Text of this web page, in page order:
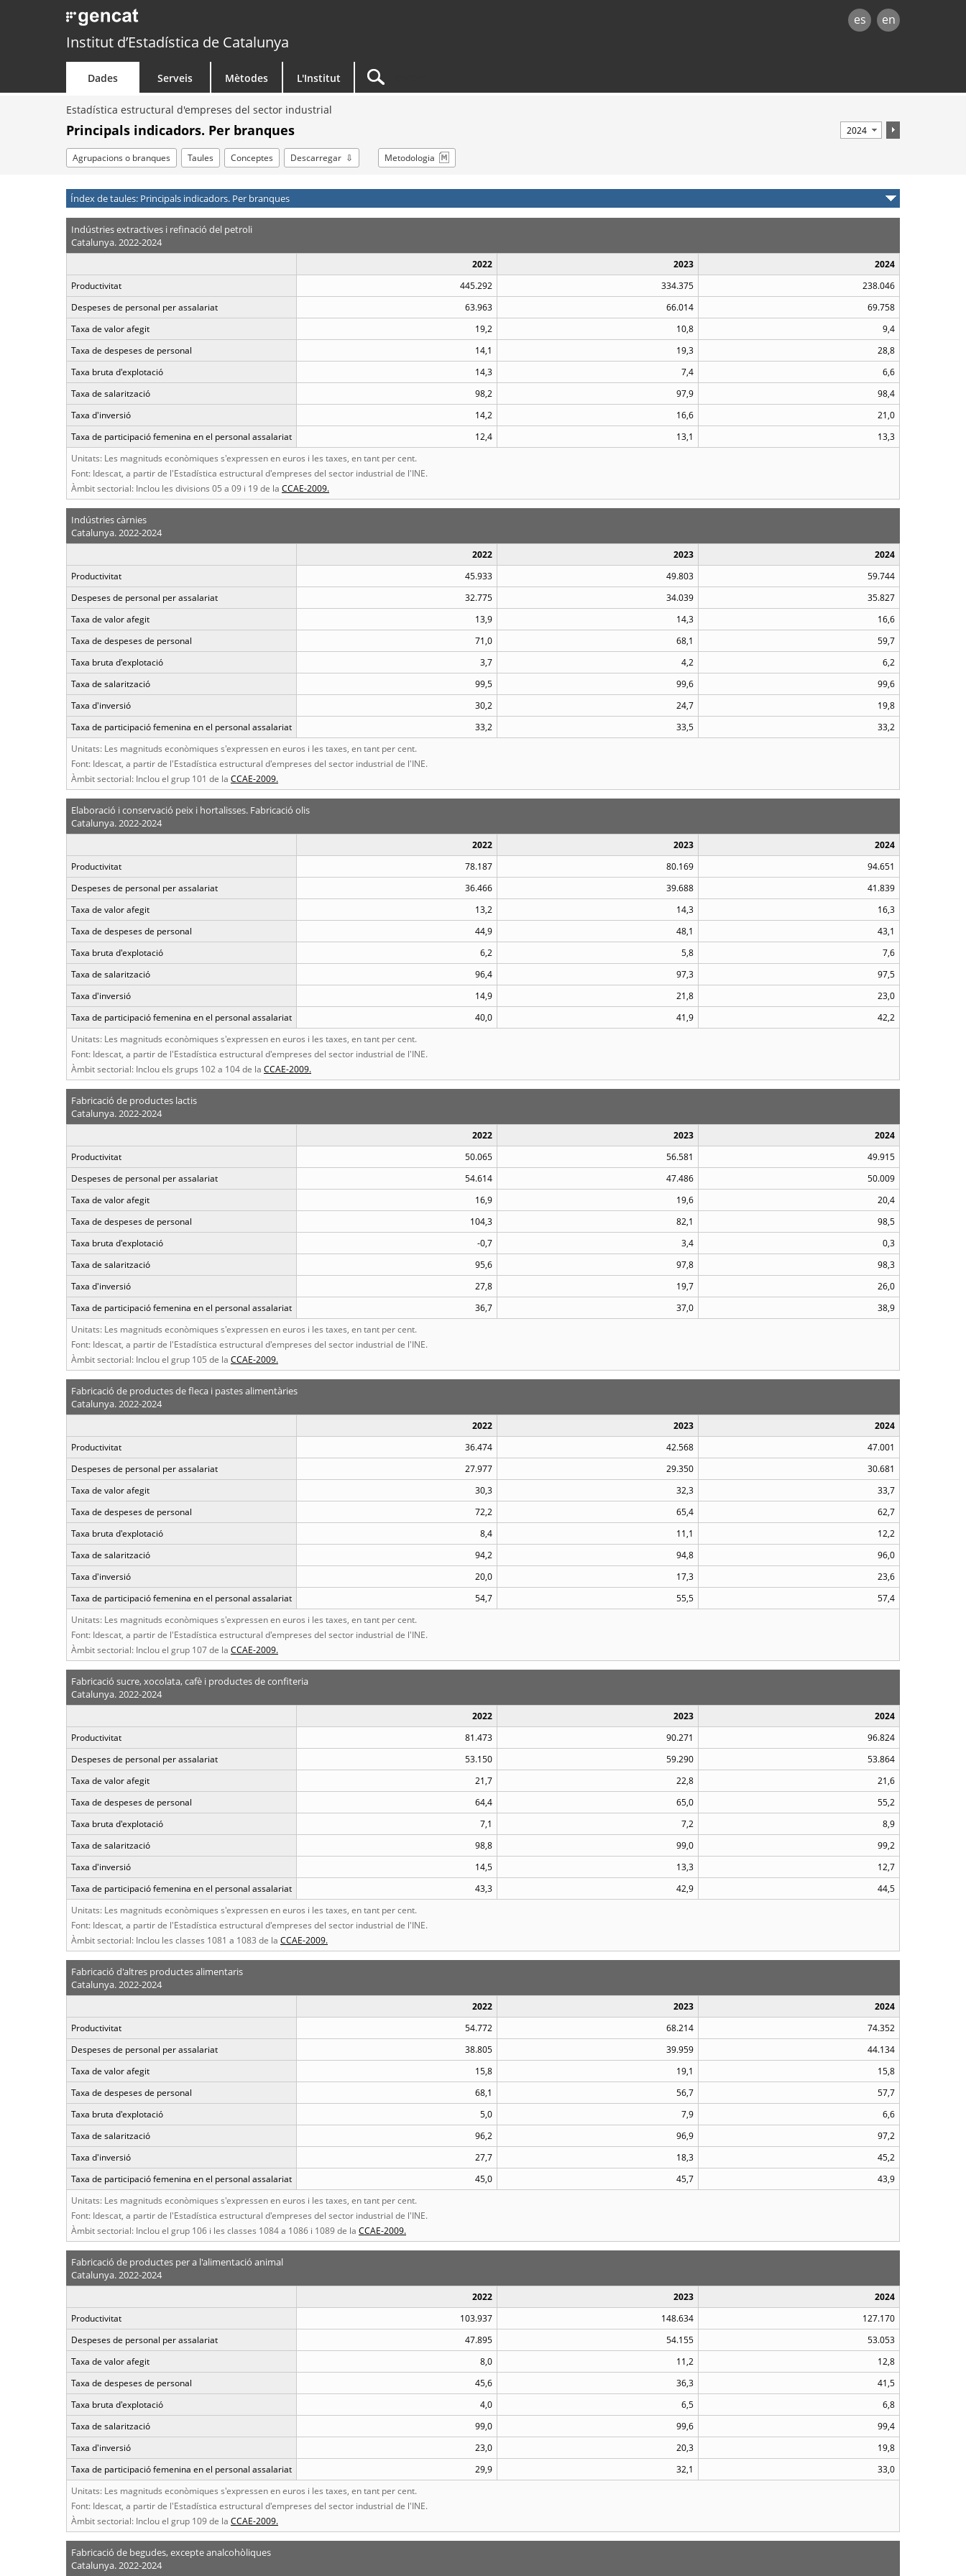
es en
Institut d’Estadística de Catalunya
Dades Serveis Mètodes L'Institut
Estadística estructural d'empreses del sector industrial
Principals indicadors. Per branques
Agrupacions o branques Taules Conceptes Descarregar Metodologia
Índex de taules: Principals indicadors. Per branques
Indústries extractives i refinació del petroli
Catalunya. 2022-2024
2022 2023
2024
Productivitat
445.292 334.375
238.046
Despeses de personal per assalariat
63.963 66.014
69.758
Taxa de valor afegit
19,2 10,8
9,4
Taxa de despeses de personal
14,1 19,3
28,8
Taxa bruta d'explotació
14,3 7,4
6,6
Taxa de salarització
98,2 97,9
98,4
Taxa d'inversió
14,2 16,6
21,0
Taxa de participació femenina en el personal assalariat
12,4 13,1
13,3
Unitats: Les magnituds econòmiques s'expressen en euros i les taxes, en tant per cent.
Font: Idescat, a partir de l'Estadística estructural d'empreses del sector industrial de l'INE.
Àmbit sectorial: Inclou les divisions 05 a 09 i 19 de la CCAE-2009.
Indústries càrnies
Catalunya. 2022-2024
2022 2023
2024
Productivitat
45.933 49.803
59.744
Despeses de personal per assalariat
32.775 34.039
35.827
Taxa de valor afegit
13,9 14,3
16,6
Taxa de despeses de personal
71,0 68,1
59,7
Taxa bruta d'explotació
3,7 4,2
6,2
Taxa de salarització
99,5 99,6
99,6
Taxa d'inversió
30,2 24,7
19,8
Taxa de participació femenina en el personal assalariat
33,2 33,5
33,2
Unitats: Les magnituds econòmiques s'expressen en euros i les taxes, en tant per cent.
Font: Idescat, a partir de l'Estadística estructural d'empreses del sector industrial de l'INE.
Àmbit sectorial: Inclou el grup 101 de la CCAE-2009.
Elaboració i conservació peix i hortalisses. Fabricació olis
Catalunya. 2022-2024
2022 2023
2024
Productivitat
78.187 80.169
94.651
Despeses de personal per assalariat
36.466 39.688
41.839
Taxa de valor afegit
13,2 14,3
16,3
Taxa de despeses de personal
44,9 48,1
43,1
Taxa bruta d'explotació
6,2 5,8
7,6
Taxa de salarització
96,4 97,3
97,5
Taxa d'inversió
14,9 21,8
23,0
Taxa de participació femenina en el personal assalariat
40,0 41,9
42,2
Unitats: Les magnituds econòmiques s'expressen en euros i les taxes, en tant per cent.
Font: Idescat, a partir de l'Estadística estructural d'empreses del sector industrial de l'INE.
Àmbit sectorial: Inclou els grups 102 a 104 de la CCAE-2009.
Fabricació de productes lactis
Catalunya. 2022-2024
2022 2023
2024
Productivitat
50.065 56.581
49.915
Despeses de personal per assalariat
54.614 47.486
50.009
Taxa de valor afegit
16,9 19,6
20,4
Taxa de despeses de personal
104,3 82,1
98,5
Taxa bruta d'explotació
-0,7 3,4
0,3
Taxa de salarització
95,6 97,8
98,3
Taxa d'inversió
27,8 19,7
26,0
Taxa de participació femenina en el personal assalariat
36,7 37,0
38,9
Unitats: Les magnituds econòmiques s'expressen en euros i les taxes, en tant per cent.
Font: Idescat, a partir de l'Estadística estructural d'empreses del sector industrial de l'INE.
Àmbit sectorial: Inclou el grup 105 de la CCAE-2009.
Fabricació de productes de fleca i pastes alimentàries
Catalunya. 2022-2024
2022 2023
2024
Productivitat
36.474 42.568
47.001
Despeses de personal per assalariat
27.977 29.350
30.681
Taxa de valor afegit
30,3 32,3
33,7
Taxa de despeses de personal
72,2 65,4
62,7
Taxa bruta d'explotació
8,4 11,1
12,2
Taxa de salarització
94,2 94,8
96,0
Taxa d'inversió
20,0 17,3
23,6
Taxa de participació femenina en el personal assalariat
54,7 55,5
57,4
Unitats: Les magnituds econòmiques s'expressen en euros i les taxes, en tant per cent.
Font: Idescat, a partir de l'Estadística estructural d'empreses del sector industrial de l'INE.
Àmbit sectorial: Inclou el grup 107 de la CCAE-2009.
Fabricació sucre, xocolata, cafè i productes de confiteria
Catalunya. 2022-2024
2022 2023
2024
Productivitat
81.473 90.271
96.824
Despeses de personal per assalariat
53.150 59.290
53.864
Taxa de valor afegit
21,7 22,8
21,6
Taxa de despeses de personal
64,4 65,0
55,2
Taxa bruta d'explotació
7,1 7,2
8,9
Taxa de salarització
98,8 99,0
99,2
Taxa d'inversió
14,5 13,3
12,7
Taxa de participació femenina en el personal assalariat
43,3 42,9
44,5
Unitats: Les magnituds econòmiques s'expressen en euros i les taxes, en tant per cent.
Font: Idescat, a partir de l'Estadística estructural d'empreses del sector industrial de l'INE.
Àmbit sectorial: Inclou les classes 1081 a 1083 de la CCAE-2009.
Fabricació d'altres productes alimentaris
Catalunya. 2022-2024
2022 2023
2024
Productivitat
54.772 68.214
74.352
Despeses de personal per assalariat
38.805 39.959
44.134
Taxa de valor afegit
15,8 19,1
15,8
Taxa de despeses de personal
68,1 56,7
57,7
Taxa bruta d'explotació
5,0 7,9
6,6
Taxa de salarització
96,2 96,9
97,2
Taxa d'inversió
27,7 18,3
45,2
Taxa de participació femenina en el personal assalariat
45,0 45,7
43,9
Unitats: Les magnituds econòmiques s'expressen en euros i les taxes, en tant per cent.
Font: Idescat, a partir de l'Estadística estructural d'empreses del sector industrial de l'INE.
Àmbit sectorial: Inclou el grup 106 i les classes 1084 a 1086 i 1089 de la CCAE-2009.
Fabricació de productes per a l'alimentació animal
Catalunya. 2022-2024
2022 2023
2024
Productivitat
103.937 148.634
127.170
Despeses de personal per assalariat
47.895 54.155
53.053
Taxa de valor afegit
8,0 11,2
12,8
Taxa de despeses de personal
45,6 36,3
41,5
Taxa bruta d'explotació
4,0 6,5
6,8
Taxa de salarització
99,0 99,6
99,4
Taxa d'inversió
23,0 20,3
19,8
Taxa de participació femenina en el personal assalariat
29,9 32,1
33,0
Unitats: Les magnituds econòmiques s'expressen en euros i les taxes, en tant per cent.
Font: Idescat, a partir de l'Estadística estructural d'empreses del sector industrial de l'INE.
Àmbit sectorial: Inclou el grup 109 de la CCAE-2009.
Fabricació de begudes, excepte analcohòliques
Catalunya. 2022-2024